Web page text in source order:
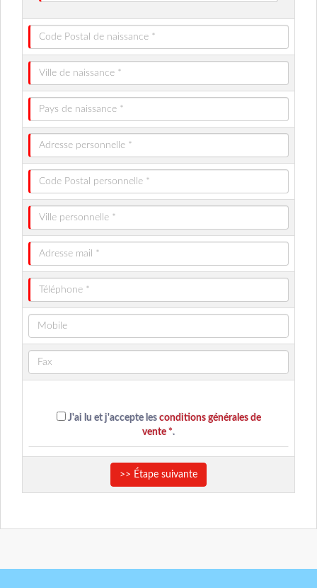
J'ai lu et j'accepte les conditions générales de
vente *.
>> Étape suivante